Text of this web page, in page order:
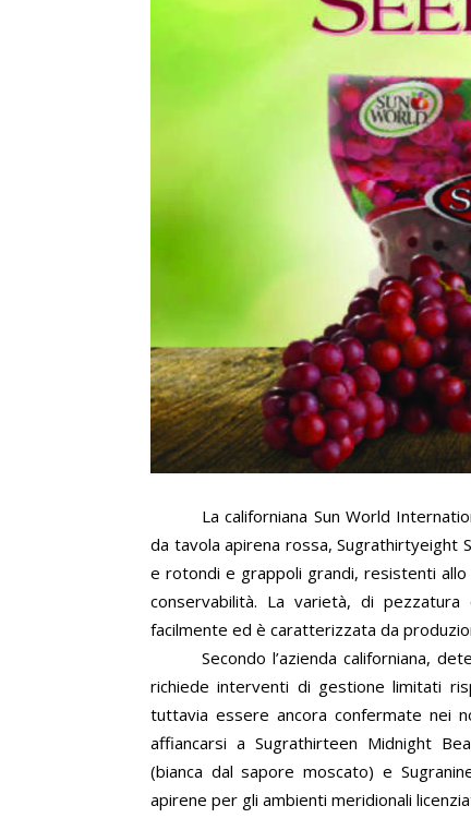
La californiana Sun World
da tavola apirena rossa, Sugrathirtyeight
e rotondi e grappoli grandi, resistenti allo
conservabilità. La varietà, di
facilmente ed è caratterizzata da
Secondo l’azienda californiana,
richiede interventi di gestione limitati
tuttavia essere ancora confermate nei
affiancarsi a Sugrathirteen Midnight
(bianca dal sapore moscato) e
apirene per gli ambienti meridionali